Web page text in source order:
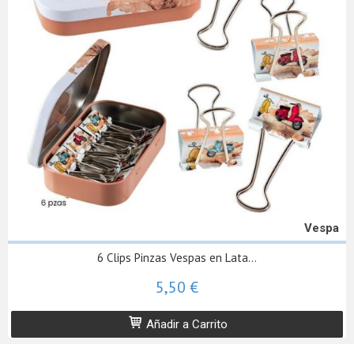
Vespa
6 Clips Pinzas Vespas en Lata...
5,50 €
Añadir a Carrito